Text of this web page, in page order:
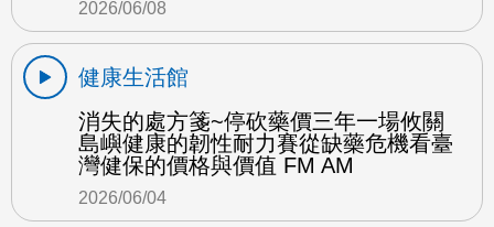
2026/06/08
健康生活館
消失的處方箋~停砍藥價三年一場攸關
島嶼健康的韌性耐力賽從缺藥危機看臺
灣健保的價格與價值 FM AM
2026/06/04